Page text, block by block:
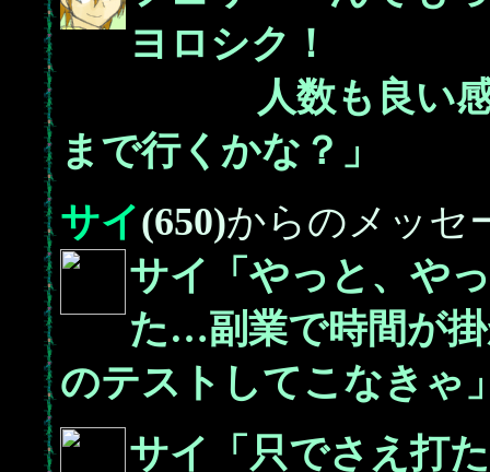
ヨロシク！
人数も良い感じ
まで行くかな？」
サイ(650)からのメッセ
サイ「やっと、や
た…副業で時間が
のテストしてこなきゃ
サイ「只でさえ打